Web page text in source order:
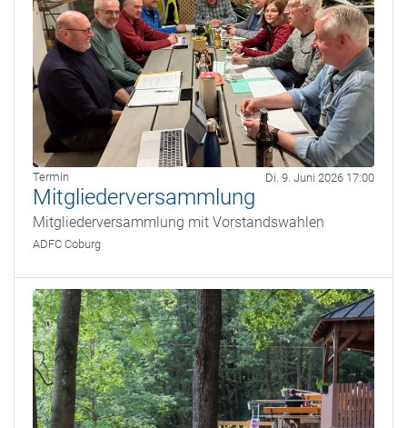
Termin Di. 9. Juni 2026 17:00
Mitgliederversammlung
Mitgliederversammlung mit Vorstandswahlen
ADFC Coburg